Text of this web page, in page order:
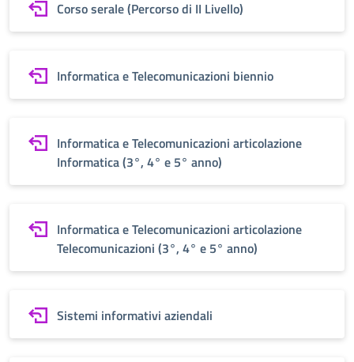
Corso serale (Percorso di II Livello)
Informatica e Telecomunicazioni biennio
Informatica e Telecomunicazioni articolazione
Informatica (3°, 4° e 5° anno)
Informatica e Telecomunicazioni articolazione
Telecomunicazioni (3°, 4° e 5° anno)
Sistemi informativi aziendali